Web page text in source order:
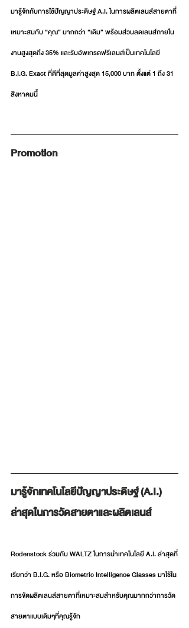
มารู้จักกับการใช้ปัญญาประดิษฐ์ A.I. ในการผลิตเลนส์สายตาที่
เหมาะสมกับ “คุณ” มากกว่า “เดิม” พร้อมส่วนลดเลนส์ภายใน
งานสูงสุดถึง 35% และรับอัพเกรดฟรีเลนส์เป็นเทคโนโลยี
B.I.G. Exact ที่ดีที่สุดมูลค่าสูงสุด 15,000 บาท ตั้งแต่ 1 ถึง 31
สิงหาคมนี้
Promotion
มารู้จักเทคโนโลยีปัญญาประดิษฐ์ (A.I.)
ล่าสุดในการวัดสายตาและผลิตเลนส์
Rodenstock ร่วมกับ WALTZ ในการนำเทคโนโลยี A.I. ล่าสุดที่
เรียกว่า B.I.G. หรือ Biometric Intelligence Glasses มาใช้ใน
การขัดผลิตเลนส์สายตาที่เหมาะสมสำหรับคุณมากกว่าการวัด
สายตาแบบเดิมๆที่คุณรู้จัก